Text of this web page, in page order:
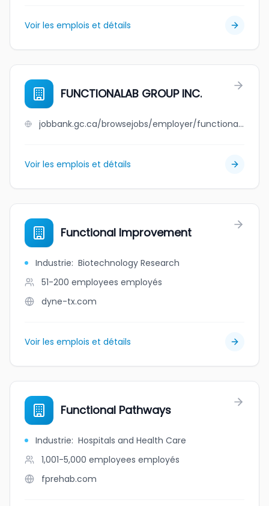
Voir les emplois et détails
FUNCTIONALAB GROUP INC.
jobbank.gc.ca/browsejobs/employer/functionalab+group+inc./ca
Voir les emplois et détails
Functional Improvement
Industrie: Biotechnology Research
51-200 employees employés
dyne-tx.com
Voir les emplois et détails
Functional Pathways
Industrie: Hospitals and Health Care
1,001-5,000 employees employés
fprehab.com